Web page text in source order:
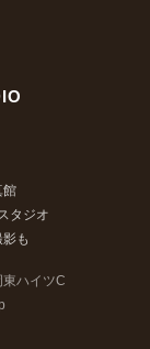
館
タジオ
も
ハイツC